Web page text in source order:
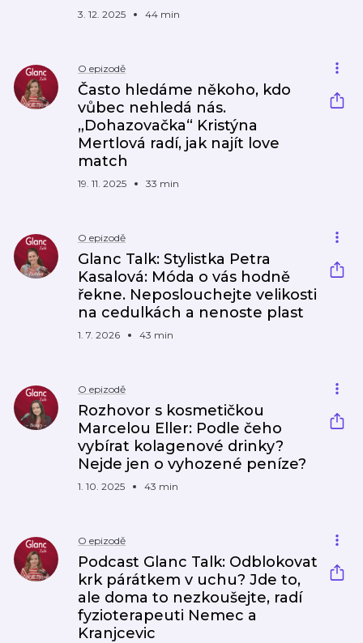
3. 12. 2025 44 min
O epizodě
Často hledáme někoho, kdo
vůbec nehledá nás.
„Dohazovačka“ Kristýna
Mertlová radí, jak najít love
match
19. 11. 2025 33 min
O epizodě
Glanc Talk: Stylistka Petra
Kasalová: Móda o vás hodně
řekne. Neposlouchejte velikosti
na cedulkách a nenoste plast
1. 7. 2026 43 min
O epizodě
Rozhovor s kosmetičkou
Marcelou Eller: Podle čeho
vybírat kolagenové drinky?
Nejde jen o vyhozené peníze?
1. 10. 2025 43 min
O epizodě
Podcast Glanc Talk: Odblokovat
krk párátkem v uchu? Jde to,
ale doma to nezkoušejte, radí
fyzioterapeuti Nemec a
Kranjcevic